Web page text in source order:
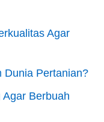
Agar
Dunia Pertanian?
Berbuah